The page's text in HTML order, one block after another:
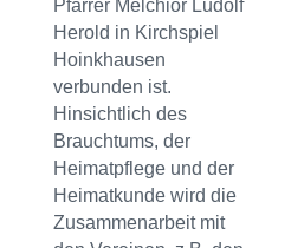
Pfarrer Melchior Ludolf
Herold in Kirchspiel
Hoinkhausen
verbunden ist.
Hinsichtlich des
Brauchtums, der
Heimatpflege und der
Heimatkunde wird die
Zusammenarbeit mit